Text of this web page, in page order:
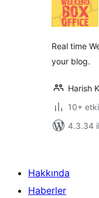
Real time
your blog.
Harish
10+
4.3.34
Hakkında
Haberler